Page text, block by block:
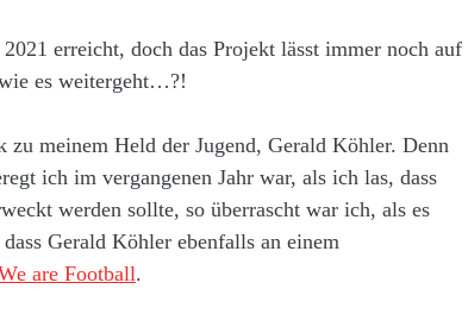
erreicht, doch das Projekt lässt immer noch auf
es weitergeht…?!
zu meinem Held der Jugend, Gerald Köhler. Denn
ich im vergangenen Jahr war, als ich las, dass
werden sollte, so überrascht war ich, als es
Gerald Köhler ebenfalls an einem
are Football.